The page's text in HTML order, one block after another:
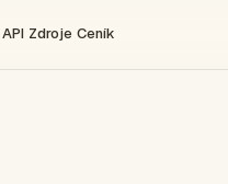
API Zdroje Ceník